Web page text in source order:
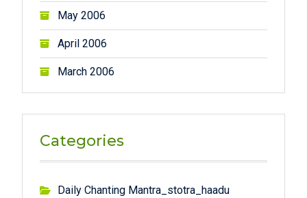
May 2006
April 2006
March 2006
Categories
Daily Chanting Mantra_stotra_haadu